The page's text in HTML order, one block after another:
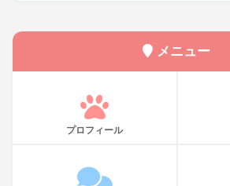
メニュー
プロフィール